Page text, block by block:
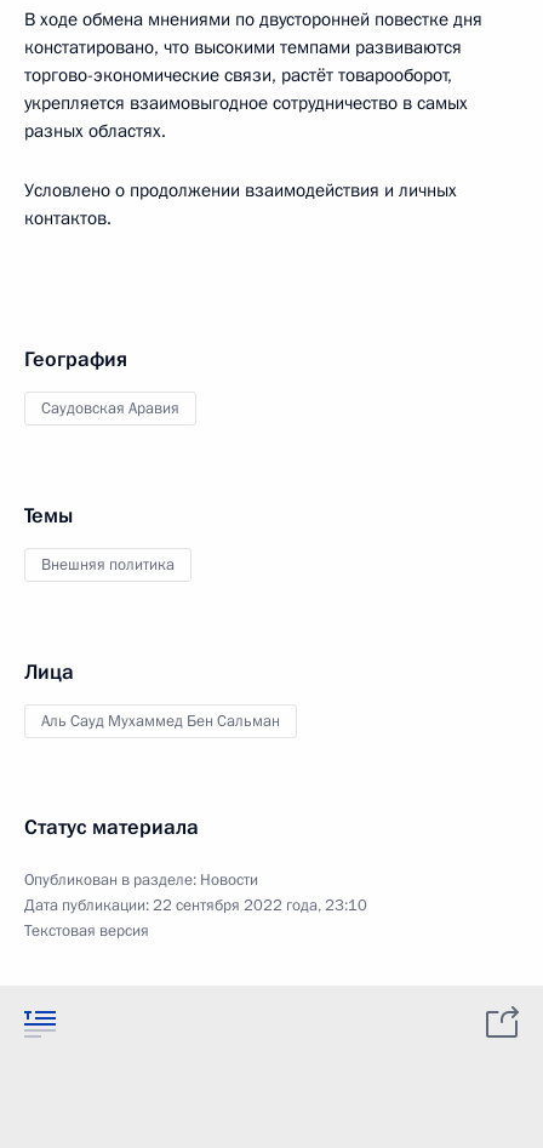
В ходе обмена мнениями по двусторонней повестке дня
констатировано, что высокими темпами развиваются
торгово-экономические связи, растёт товарооборот,
укрепляется взаимовыгодное сотрудничество в самых
разных областях.
Условлено о продолжении взаимодействия и личных
контактов.
География
Саудовская Аравия
Темы
Внешняя политика
Лица
Аль Сауд Мухаммед Бен Сальман
Статус материала
Опубликован в разделе: Новости
Дата публикации:22 сентября 2022 года, 23:10
Текстовая версия